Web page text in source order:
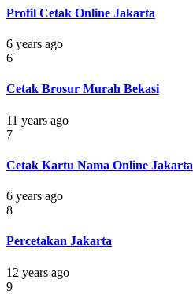
Profil Cetak Online Jakarta
6 years ago
6
Cetak Brosur Murah Bekasi
11 years ago
7
Cetak Kartu Nama Online Jakarta
6 years ago
8
Percetakan Jakarta
12 years ago
9